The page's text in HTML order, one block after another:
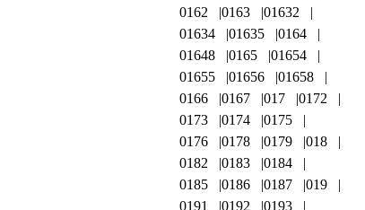
0162
0163
01632
01634
01635
0164
01648
0165
01654
01655
01656
01658
0166
0167 017
0172
0173
0174
0175
0176
0178 0179
018
0182
0183
0184
0185
0186 0187
019
0191
0192
0193